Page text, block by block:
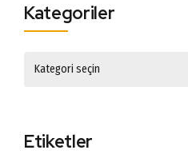
Kategoriler
Etiketler